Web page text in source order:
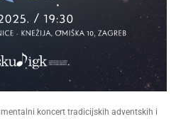
koncert tradicijskih adventskih i